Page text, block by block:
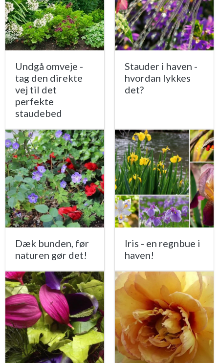
Undgå omveje -
tag den direkte
vej til det
perfekte
staudebed
Stauder i haven -
hvordan lykkes
det?
Dæk bunden, før
naturen gør det!
Iris - en regnbue i
haven!